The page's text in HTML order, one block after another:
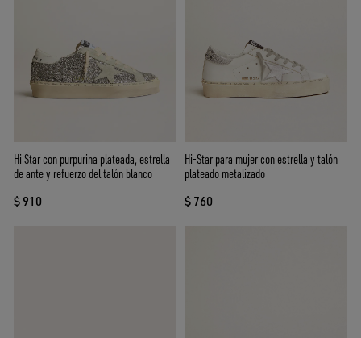
Hi Star con purpurina plateada, estrella
de ante y refuerzo del talón blanco
$ 910
Hi-Star para mujer con estrella y talón
plateado metalizado
$ 760